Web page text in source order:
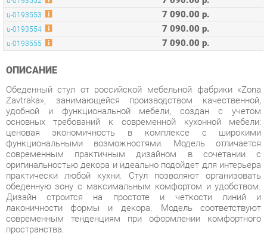
ОПИСАНИЕ
Обеденный стул от российской мебельной фабрики «Zona
Zavtraka», занимающейся производством качественной,
удобной и функциональной мебели, создан с учетом
основных требований к современной кухонной мебели:
функциональными возможностями. Модель отличается
современным практичным дизайном в сочетании с
оригинальностью декора и идеально подойдет для интерьера
практически любой кухни. Стул позволяют организовать
обеденную зону с максимальным комфортом и удобством.
Дизайн строится на простоте и четкости линий и
лаконичности формы и декора. Модель соответствуют
современным тенденциям при оформлении комфортного
пространства.
Модель стула прекрасно дополнит интерьер кухни и позволит
создать комфортную зону для обеда. Это экономичное и
комфортное решение даже для небольшой по площади кухни,
поскольку стол имеет достаточно компактные
размеры. Изящный и стильный стул дополнит интерьер
кухни.